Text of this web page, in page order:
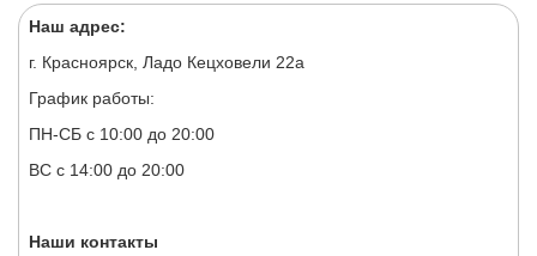
Наш адрес:
г. Красноярск, Ладо Кецховели 22а
График работы:
ПН-СБ с 10:00 до 20:00
ВС с 14:00 до 20:00
Наши контакты